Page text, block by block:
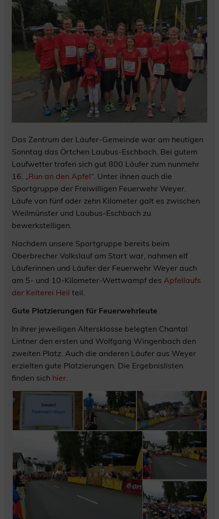
Das Zentrum der Läufer-Gemeinde war am heutigen
Sonntag das Örtchen Laubus-Eschbach. Bei gutem
Laufwetter trafen sich gut 800 Läufer zum nunmehr
16. „Run an den Apfel“. Unter ihnen auch die
Sportgruppe der Freiwilligen Feuerwehr Weyer.
Läufe von fünf oder zehn Kilometer galt es zwischen
Weilmünster und Laubus-Eschbach zu
bewerkstelligen.
Nachdem unsere Sportgruppe bereits beim
Oberbrecher Volkslauf am Start war, nahmen elf
Läuferinnen und Läufer der Feuerwehr Weyer auch
am 5- und 10-Kilometer-Wettwampf des Apfellaufs
der Kelterei Heil teil.
Gute Platzierungen für Feuerwehrleute
In ihrer jeweiligen Altersklasse belegten Chantal
Lintner den ersten und Wolfgang Wingenbach den
zweiten Platz. Auch die anderen Läufer aus Weyer
erzielten gute Platzierungen. Die Ergebnislisten
finden sich hier.